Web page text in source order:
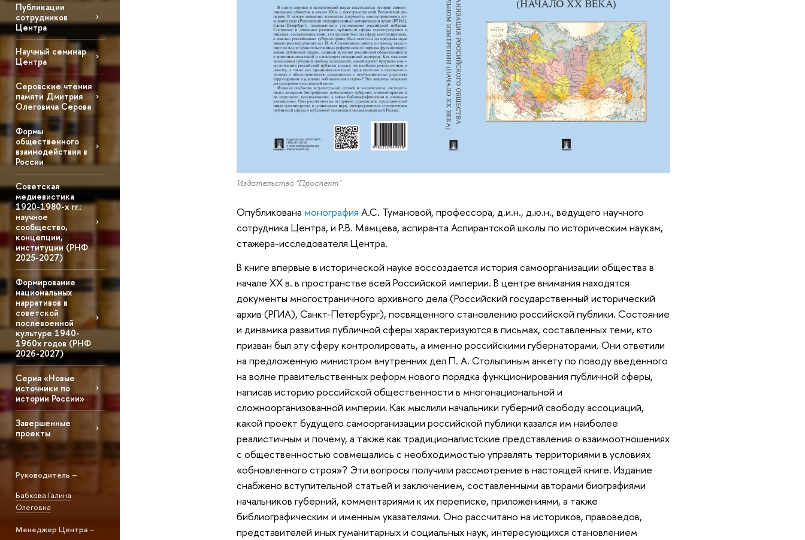
Публикации
сотрудников
Центра
Научный семинар
Центра
Серовские чтения
памяти Дмитрия
Олеговича Серова
Формы
общественного
взаимодействия в
России
Советская
медиевистика
1920-1980-х гг.:
научное
сообщество,
концепции,
институции (РНФ
2025-2027)
Формирование
национальных
нарративов в
советской
послевоенной
культуре 1940-
1960х годов (РНФ
2026-2027)
Серия «Новые
источники по
истории России»
Завершенные
проекты
Руководитель –
Бабкова Галина
Олеговна
Менеджер Центра –
Издательство "Проспект"
Опубликована монографияА.С. Тумановой, профессора, д.и.н., д.ю.н., ведущего научного
сотрудника Центра, и Р.В. Мамцева, аспиранта Аспирантской школы по историческим наукам,
стажера-исследователя Центра.
В книге впервые в исторической науке воссоздается история самоорганизации общества в
начале XX в. в пространстве всей Российской империи. В центре внимания находятся
документы многостраничного архивного дела (Российский государственный исторический
архив (РГИА), Санкт-Петербург), посвященного становлению российской публики. Состояние
и динамика развития публичной сферы характеризуются в письмах, составленных теми, кто
призван был эту сферу контролировать, а именно российскими губернаторами. Они ответили
на предложенную министром внутренних дел П. А. Столыпиным анкету по поводу введенного
на волне правительственных реформ нового порядка функционирования публичной сферы,
написав историю российской общественности в многонациональной и
сложноорганизованной империи. Как мыслили начальники губерний свободу ассоциаций,
какой проект будущего самоорганизации российской публики казался им наиболее
реалистичным и почему, а также как традиционалистские представления о взаимоотношениях
с общественностью совмещались с необходимостью управлять территориями в условиях
«обновленного строя»? Эти вопросы получили рассмотрение в настоящей книге. Издание
снабжено вступительной статьей и заключением, составленными авторами биографиями
начальников губерний, комментариями к их переписке, приложениями, а также
библиографическим и именным указателями. Оно рассчитано на историков, правоведов,
представителей иных гуманитарных и социальных наук, интересующихся становлением